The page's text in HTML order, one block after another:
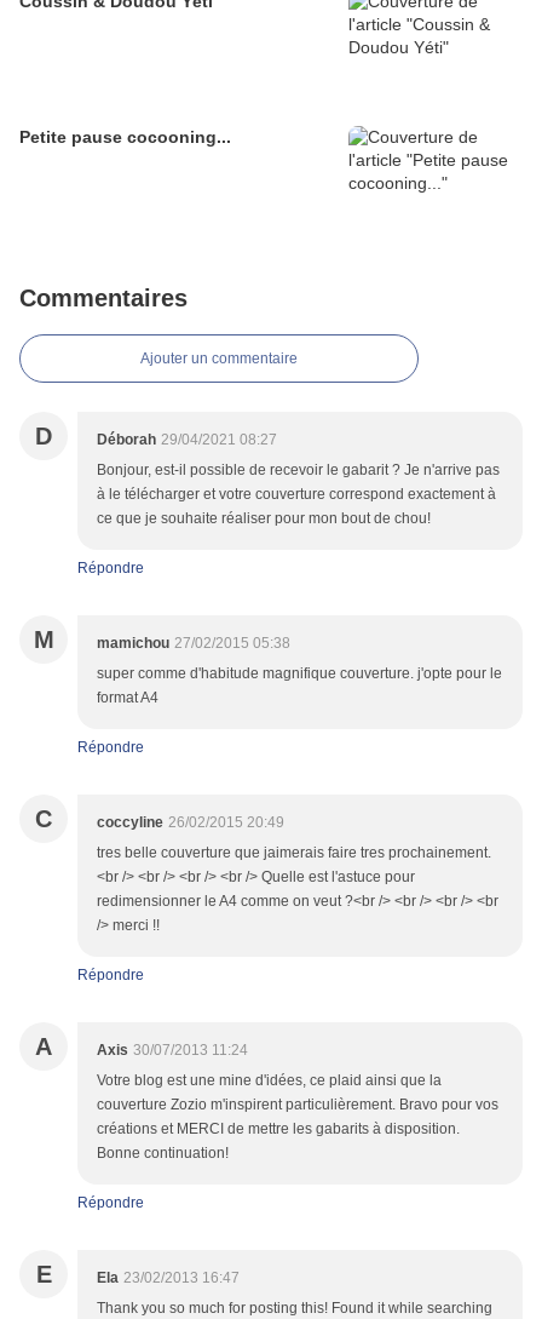
Petite pause cocooning...
Commentaires
Ajouter un commentaire
D Déborah 29/04/2021 08:27
Bonjour, est-il possible de recevoir le gabarit ? Je n'arrive pas
à le télécharger et votre couverture correspond exactement à
ce que je souhaite réaliser pour mon bout de chou!
Répondre
M mamichou 27/02/2015 05:38
super comme d'habitude magnifique couverture. j'opte pour le
format A4
Répondre
C coccyline 26/02/2015 20:49
tres belle couverture que jaimerais faire tres prochainement.
<br /> <br /> <br /> <br /> Quelle est l'astuce pour
redimensionner le A4 comme on veut ?<br /> <br /> <br /> <br
/> merci !!
Répondre
A Axis 30/07/2013 11:24
Votre blog est une mine d'idées, ce plaid ainsi que la
couverture Zozio m'inspirent particulièrement. Bravo pour vos
créations et MERCI de mettre les gabarits à disposition.
Bonne continuation!
Répondre
E Ela 23/02/2013 16:47
Thank you so much for posting this! Found it while searching